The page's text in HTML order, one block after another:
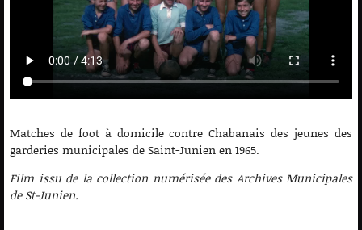
Matches de foot à domicile contre Chabanais des jeunes des
garderies municipales de Saint-Junien en 1965.
Film issu de la collection numérisée des Archives Municipales
de St-Junien.